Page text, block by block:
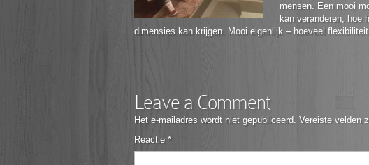
mensen. Een mooi
kan veranderen, hoe
dimensies kan krijgen. Mooi eigenlijk – hoeveel
Leave a Comment
Het e-mailadres wordt niet gepubliceerd. Vereiste velden
Reactie *